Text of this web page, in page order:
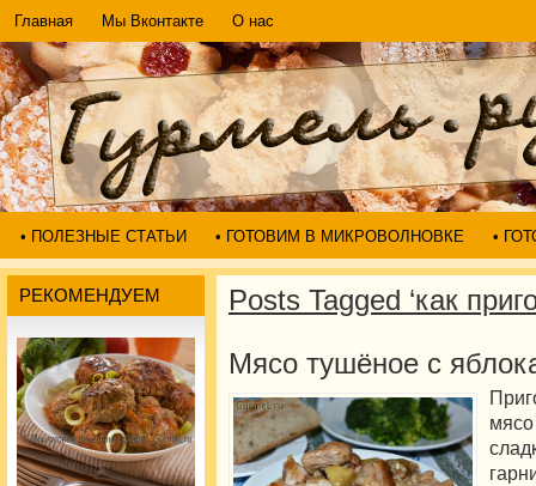
Главная Мы Вконтакте О нас
• ПОЛЕЗНЫЕ СТАТЬИ • ГОТОВИМ В МИКРОВОЛНОВКЕ •
РЕКОМЕНДУЕМ
Posts Tagged ‘как
Мясо тушёное с